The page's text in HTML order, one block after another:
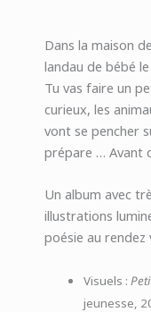
Dans la maison
landau de bébé
Tu vas faire un
curieux, les
vont se pencher
prépare … Avant
Un album avec
illustrations
poésie au rendez
Visuels :
jeunesse,